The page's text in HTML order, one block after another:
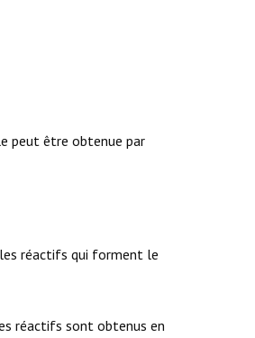
peut être obtenue par
réactifs qui forment le
réactifs sont obtenus en